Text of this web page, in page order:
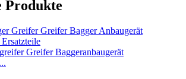
Produkte
Greifer Baggeranbaugerät